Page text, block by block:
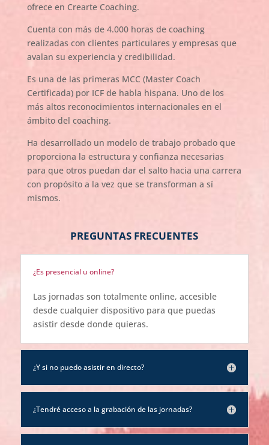
ofrece en Crearte Coaching.
Cuenta con más de 4.000 horas de coaching
realizadas con clientes particulares y empresas que
avalan su experiencia y credibilidad.
Es una de las primeras MCC (Master Coach
Certificada) por ICF de habla hispana. Uno de los
más altos reconocimientos internacionales en el
ámbito del coaching.
Ha desarrollado un modelo de trabajo probado que
proporciona la estructura y confianza necesarias
para que otros puedan dar el salto hacia una carrera
con propósito a la vez que se transforman a sí
mismos.
PREGUNTAS FRECUENTES
¿Es presencial u online?
Las jornadas son totalmente online, accesible
desde cualquier dispositivo para que puedas
asistir desde donde quieras.
¿Y si no puedo asistir en directo?
¿Tendré acceso a la grabación de las jornadas?